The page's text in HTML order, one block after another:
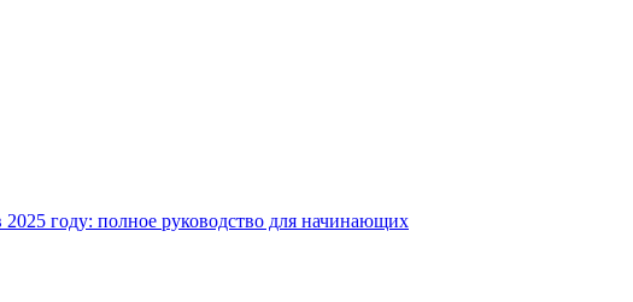
году: полное руководство для начинающих